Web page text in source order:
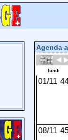
Agenda
lundi
01/11
08/11